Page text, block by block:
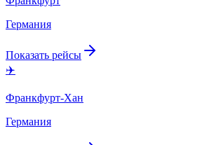
Германия
Показать рейсы
✈️
Франкфурт-Хан
Германия